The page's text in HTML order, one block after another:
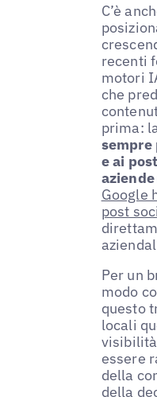
C’è
recenti
motori
che
prima:
sempre
e ai
Google
post
Per un
modo
questo
locali
essere
della
della